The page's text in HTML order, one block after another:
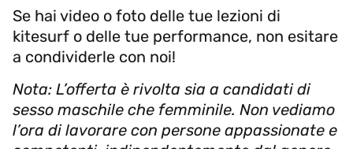
Se hai video o foto delle tue lezioni di
kitesurf o delle tue performance, non esitare
a condividerle con noi!
Nota: L’offerta è rivolta sia a candidati di
sesso maschile che femminile. Non vediamo
l’ora di lavorare con persone appassionate e